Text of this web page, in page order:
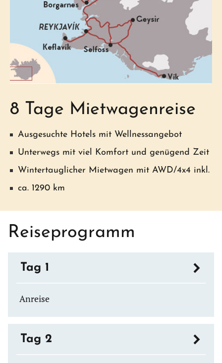
8 Tage Mietwagenreise
Ausgesuchte Hotels mit Wellnessangebot
Unterwegs mit viel Komfort und genügend Zeit
Wintertauglicher Mietwagen mit AWD/4x4 inkl.
ca. 1290 km
Reiseprogramm
Tag 1
Anreise
Tag 2